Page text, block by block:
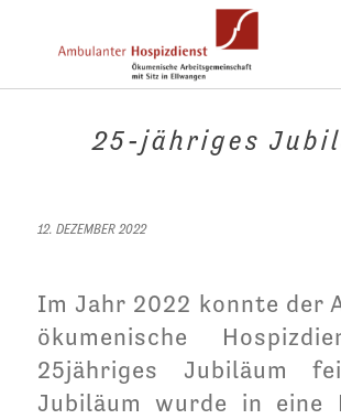
25-jähriges
12. DEZEMBER 2022
Im Jahr 2022 konnte der
ökumenische
25jähriges Jubiläum
Jubiläum wurde in eine